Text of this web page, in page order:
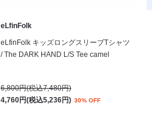
eLfinFolk
eLfinFolk キッズロングスリーブTシャツ
/ The DARK HAND L/S Tee camel
6,800円(税込7,480円)
4,760円(税込5,236円) 30% OFF